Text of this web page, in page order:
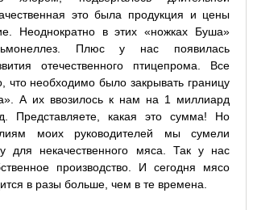
это была продукция и цены
Неоднократно в этих «ножках Буша»
Плюс у нас появилась
отечественного птицепрома. Все
что необходимо было закрывать границу
А их ввозилось к нам на 1 миллиард
Представляете, какая это сумма! Но
моих руководителей мы сумели
для некачественного мяса. Так у нас
производство. И сегодня мясо
в разы больше, чем в те времена.